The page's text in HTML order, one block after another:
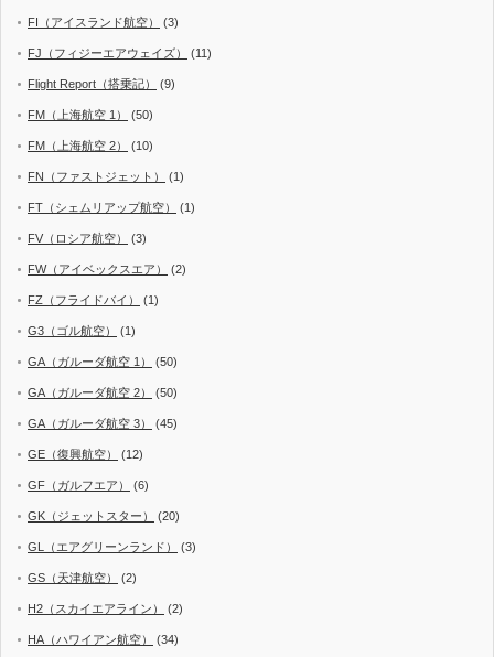
FI（アイスランド航空） (3)
FJ（フィジーエアウェイズ） (11)
Flight Report（搭乗記） (9)
FM（上海航空 1） (50)
FM（上海航空 2） (10)
FN（ファストジェット） (1)
FT（シェムリアップ航空） (1)
FV（ロシア航空） (3)
FW（アイベックスエア） (2)
FZ（フライドバイ） (1)
G3（ゴル航空） (1)
GA（ガルーダ航空 1） (50)
GA（ガルーダ航空 2） (50)
GA（ガルーダ航空 3） (45)
GE（復興航空） (12)
GF（ガルフエア） (6)
GK（ジェットスター） (20)
GL（エアグリーンランド） (3)
GS（天津航空） (2)
H2（スカイエアライン） (2)
HA（ハワイアン航空） (34)